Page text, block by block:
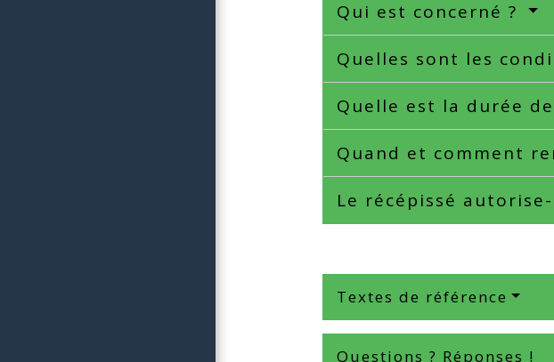
Qui est concerné ?
Quelles sont les
Quelle est la durée
Quand et comment
Le récépissé
Textes de référence
Questions ? Réponses !